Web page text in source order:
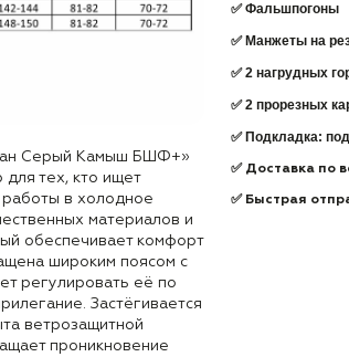
Серый Камыш БШФ+»
тех, кто ищет
в холодное
материалов и
обеспечивает комфорт
широким поясом с
регулировать её по
Застёгивается
ветрозащитной
проникновение
✅ Фальшпогоны
✅ Манжеты на
✅ 2 нагрудных
✅ 2 прорезных
✅ Подкладка:
✅ Доставка по
✅ Быстрая